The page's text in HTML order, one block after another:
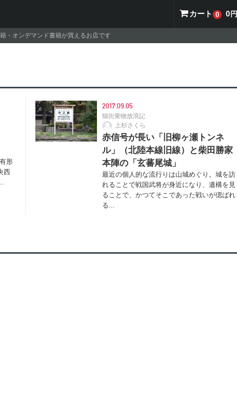
カート 0 0 円
・オンデマンド書籍が買えるお店です
形
西
2017.09.05
猫街乗物放浪記
上杉さくら
赤信号が長い「旧柳ヶ瀬トンネ
ル」（北陸本線旧線）と柴田勝家
本陣の「玄蕃尾城」
最近の個人的な流行りは山城めぐり。城を訪
れることで戦国武将が身近になり、遺構を見
ることで、かつてそこであった戦いが偲ばれ
る...